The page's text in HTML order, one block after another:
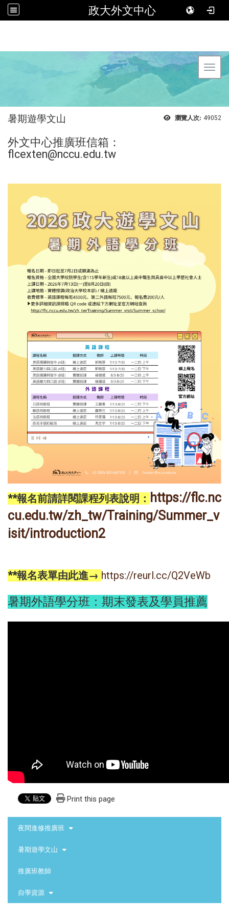
政大外文中心
瀏覽人次: 49052
暑期遊學文山
外文中心推廣班信箱：
flcexten@nccu.edu.tw
**報名前請詳閱課程列表說明： https://flc.nc
cu.edu.tw/zh_tw/Training/Summer_v
isit/introduction2
**報名表單由此進→ https://reurl.cc/Q2VeWb
暑期外語學分班：期末發表及學員推薦
Print this page
夜間進修推廣班
暑期遊學文山
推廣班教師
自學資源